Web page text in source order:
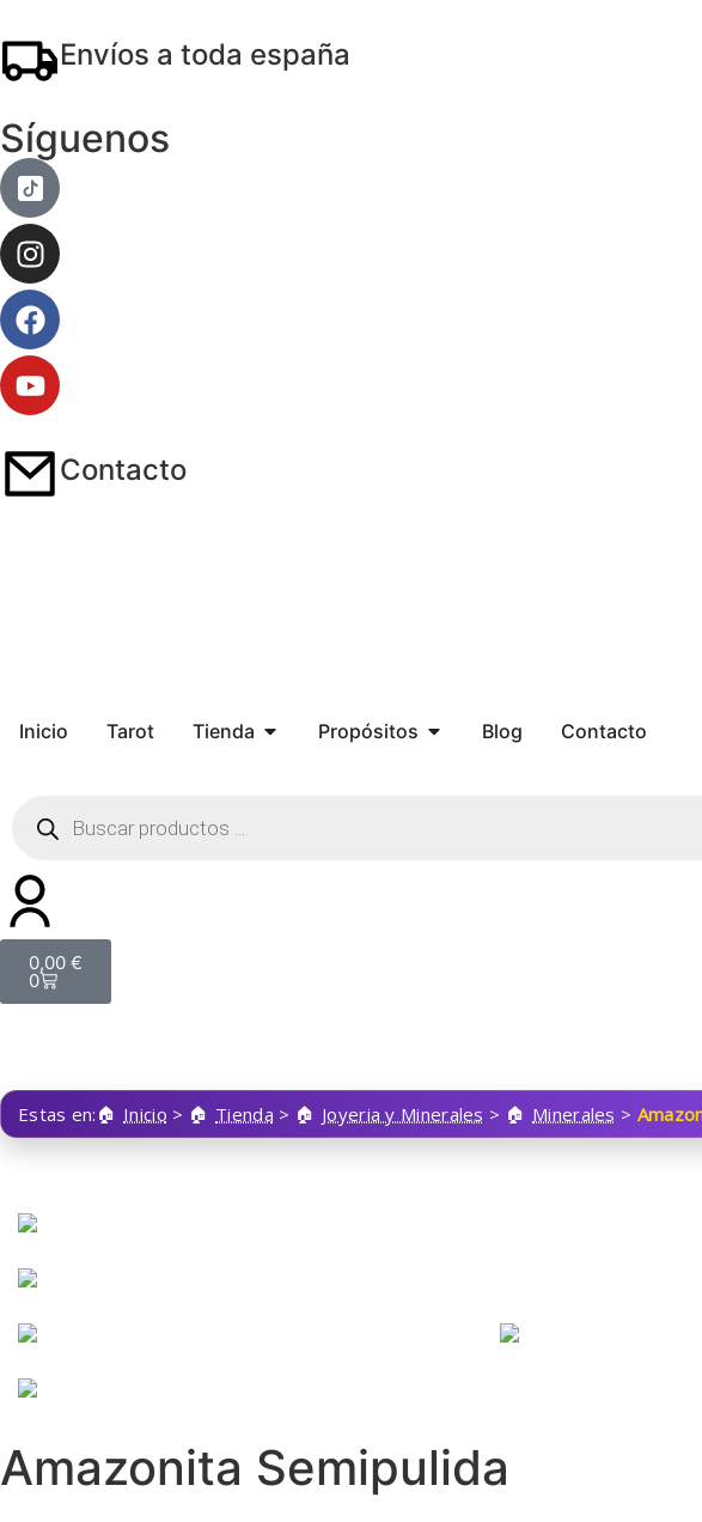
Envíos a toda españa
Síguenos
Contacto
Inicio Tarot Tienda Propósitos Blog Contacto
0,00 €
0
Estas en: Inicio > Tienda > Joyeria y Minerales > Minerales >
Amazonita Semipulida